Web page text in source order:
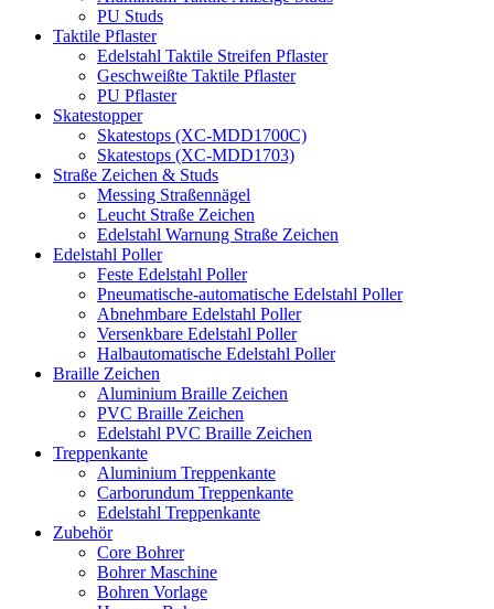
PU Studs
Taktile Pflaster
Edelstahl Taktile Streifen Pflaster
Geschweißte Taktile Pflaster
PU Pflaster
Skatestopper
Skatestops (XC-MDD1700C)
Skatestops (XC-MDD1703)
Straße Zeichen & Studs
Messing Straßennägel
Leucht Straße Zeichen
Edelstahl Warnung Straße Zeichen
Edelstahl Poller
Feste Edelstahl Poller
Pneumatische-automatische Edelstahl Poller
Abnehmbare Edelstahl Poller
Versenkbare Edelstahl Poller
Halbautomatische Edelstahl Poller
Braille Zeichen
Aluminium Braille Zeichen
PVC Braille Zeichen
Edelstahl PVC Braille Zeichen
Treppenkante
Aluminium Treppenkante
Carborundum Treppenkante
Edelstahl Treppenkante
Zubehör
Core Bohrer
Bohrer Maschine
Bohren Vorlage